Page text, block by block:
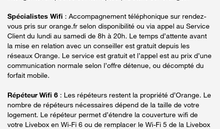
Spécialistes Wifi : Accompagnement téléphonique sur rendez-
vous pris sur orange.fr selon disponibilité ou via appel au Service
Client du lundi au samedi de 8h à 20h. Le temps d’attente avant
la mise en relation avec un conseiller est gratuit depuis les
réseaux Orange. Le service est gratuit et l’appel est au prix d’une
communication normale selon l’offre détenue, ou décompté du
forfait mobile.
Répéteur Wifi 6 : Les répéteurs restent la propriété d’Orange. Le
nombre de répéteurs nécessaires dépend de la taille de votre
logement. Le répéteur permet d’étendre la couverture wifi de
votre Livebox en Wi-Fi 6 ou de remplacer le Wi-Fi 5 de la Livebox